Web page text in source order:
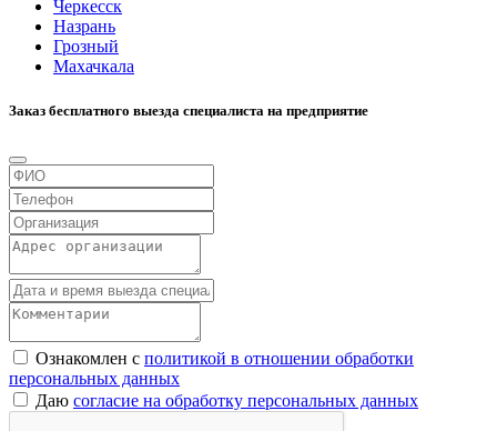
Черкесск
Назрань
Грозный
Махачкала
Заказ бесплатного выезда специалиста на предприятие
Ознакомлен с политикой в отношении обработки
персональных данных
Даю согласие на обработку персональных данных